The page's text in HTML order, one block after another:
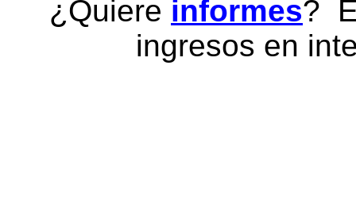
¿Quiere informes?
ingresos en